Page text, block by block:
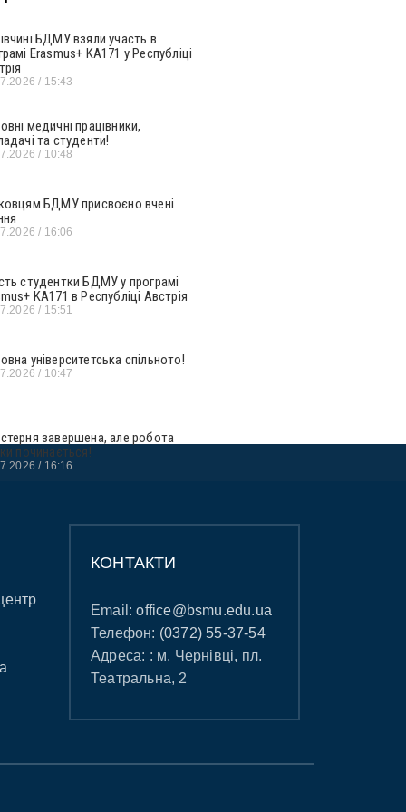
БДМУ взяли участь в
Erasmus+ KA171 у Республіці
15:43
медичні працівники,
та студенти!
10:48
БДМУ присвоєно вчені
16:06
студентки БДМУ у програмі
KA171 в Республіці Австрія
15:51
університетська спільното!
10:47
завершена, але робота
починається!
16:16
КОНТАКТИ
Email:office@bsmu.edu.ua
Телефон: (0372) 55-37-54
Адреса: : м. Чернівці, пл.
Театральна, 2